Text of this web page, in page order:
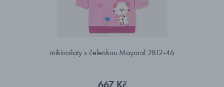
mikinošaty s čelenkou Mayoral 2812-46